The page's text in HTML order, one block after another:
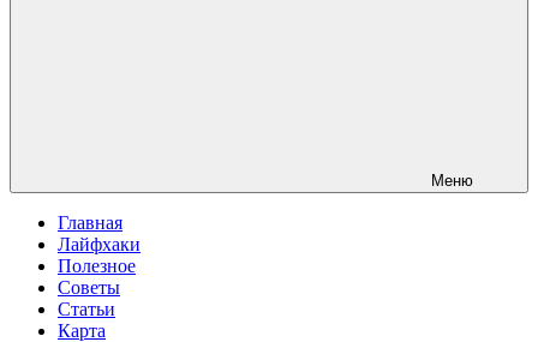
Меню
Главная
Лайфхаки
Полезное
Советы
Статьи
Карта